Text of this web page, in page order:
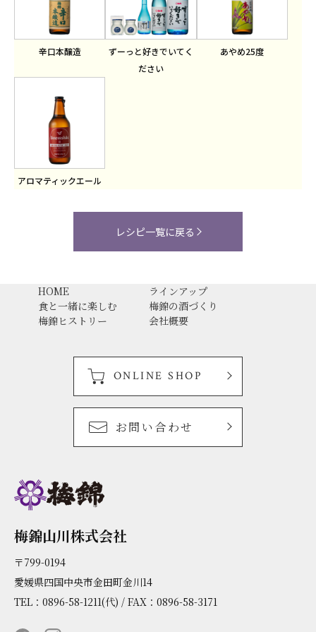
辛口本醸造
ずーっと好きでいてく
ださい
あやめ25度
アロマティックエール
レシピ一覧に戻る
梅錦山川株式会社
〒799-0194
愛媛県四国中央市金田町金川14
TEL：0896-58-1211(代) / FAX：0896-58-3171
HOME
ラインアップ
食と一緒に楽しむ
梅錦の酒づくり
梅錦ヒストリー
会社概要
ONLINE SHOP
お問い合わせ